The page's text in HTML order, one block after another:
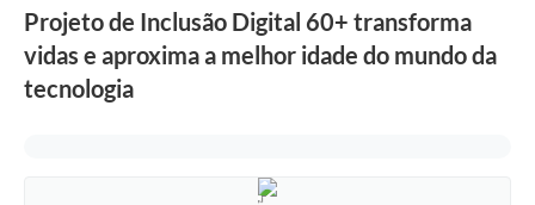
Projeto de Inclusão Digital 60+ transforma
vidas e aproxima a melhor idade do mundo da
tecnologia